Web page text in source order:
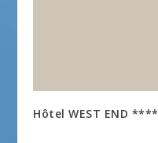
Hôtel WEST END ****